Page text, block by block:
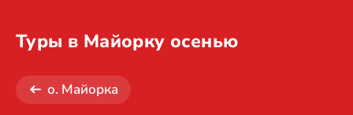
Туры в Майорку осенью
о. Майорка